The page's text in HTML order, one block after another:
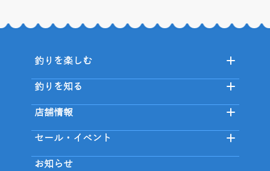
釣りを楽しむ
釣りを知る
店舗情報
セール・イベント
お知らせ